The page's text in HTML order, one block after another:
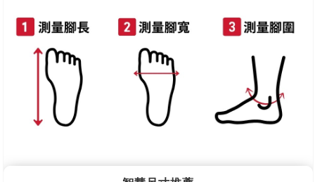
離島郵局配送
每筆NT$90，滿NT$999(含以上)免運費
【宇迅國際】限一般住址，不支援智能櫃 查看運費